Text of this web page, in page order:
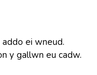
ei wneud.
y gallwn eu cadw.